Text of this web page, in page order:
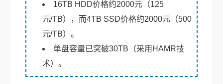
16TB HDD价格约2000元（125
元/TB），而4TB SSD价格约2000元（500
元/TB）。
单盘容量已突破30TB（采用HAMR技
术）。